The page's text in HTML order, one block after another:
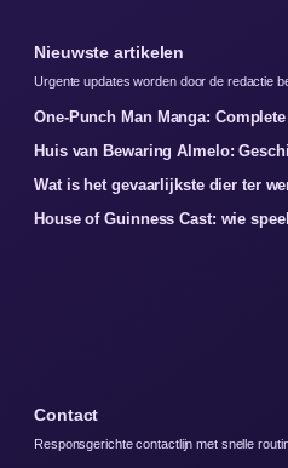
Nieuwste artikelen
Urgente updates worden door de redactie
One-Punch Man Manga:
Huis van Bewaring Almelo:
Wat is het gevaarlijkste dier ter
House of Guinness Cast: wie
Contact
Responsgerichte contactlijn met snelle